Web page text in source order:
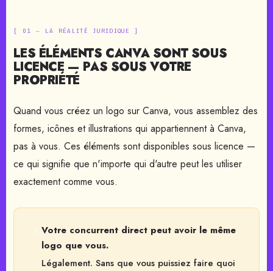
[ 01 — LA RÉALITÉ JURIDIQUE ]
LES ÉLÉMENTS CANVA SONT SOUS
LICENCE — PAS SOUS VOTRE
PROPRIÉTÉ
Quand vous créez un logo sur Canva, vous assemblez des
formes, icônes et illustrations qui appartiennent à Canva,
pas à vous. Ces éléments sont disponibles sous licence —
ce qui signifie que n'importe qui d'autre peut les utiliser
exactement comme vous.
⚠️Votre concurrent direct peut avoir le même
logo que vous.
Légalement. Sans que vous puissiez faire quoi